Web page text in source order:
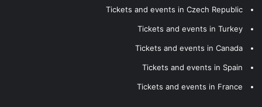
Tickets and events in Czech Republic
Tickets and events in Turkey
Tickets and events in Canada
Tickets and events in Spain
Tickets and events in France